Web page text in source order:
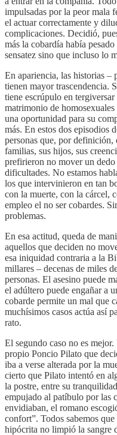
impulsadas por la peor mala
el actuar correctamente y
complicaciones. Decidió,
más la cobardía había
sensatez sino que incluso lo
En apariencia, las historias –
tienen mayor trascendencia.
tiene escrúpulo en
matrimonio de
una oportunidad para su
más. En estos dos episodios
personas que, por definición,
familias, sus hijos, sus
prefirieron no mover un
dificultades. No estamos
los que intervinieron en tan
con la muerte, con la cárcel,
empleo el no ser cobardes.
problemas.
En esa actitud, queda de
aquellos que deciden no
esa iniquidad contraria a la
millares – decenas de miles
personas. El asesino puede
el adúltero puede engañar a
cobarde permite un mal que
muchísimos casos actúa así
rato.
El segundo caso no es
propio Poncio Pilato que
iba a verse alterada por la
cierto que Pilato intentó en
la postre, entre su
empujado al patíbulo por las
envidiaban, el romano
confort”. Todos sabemos
hipócrita no limpió la sangre